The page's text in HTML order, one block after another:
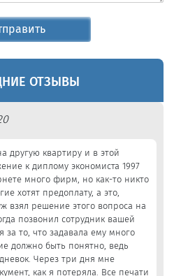
ОТЗЫВЫ
другую квартиру и в этой
к диплому экономиста 1997
много фирм, но как-то никто
хотят предоплату, а это,
взял решение этого вопроса на
позвонил сотрудник вашей
за то, что задавала ему много
должно быть понятно, ведь
Через три дня мне
как я потеряла. Все печати